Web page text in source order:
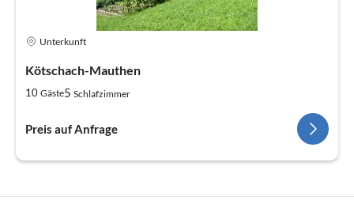
Unterkunft
Kötschach-Mauthen
10 Gäste5 Schlafzimmer
Preis auf Anfrage